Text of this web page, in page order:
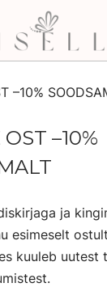
Ehted /
–10%
ja
esimeselt
kuuleb uutest